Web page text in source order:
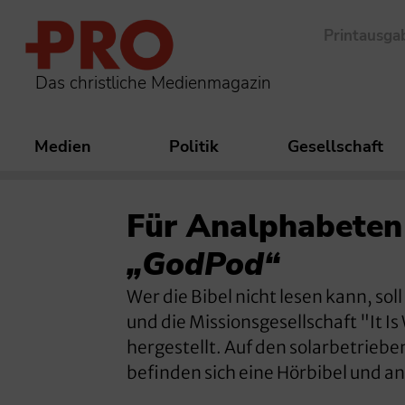
Das christliche Medienmagazin
Medien Politik Gesellschaft
Für
„GodPod“
Wer die Bibel nicht lesen kann,
und die Missionsgesellschaft "It
hergestellt. Auf den
befinden sich eine Hörbibel und